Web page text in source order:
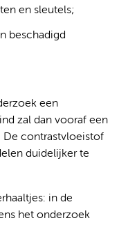
en sleutels;
beschadigd
een
zal dan vooraf een
De contrastvloeistof
duidelijker te
in de
het onderzoek